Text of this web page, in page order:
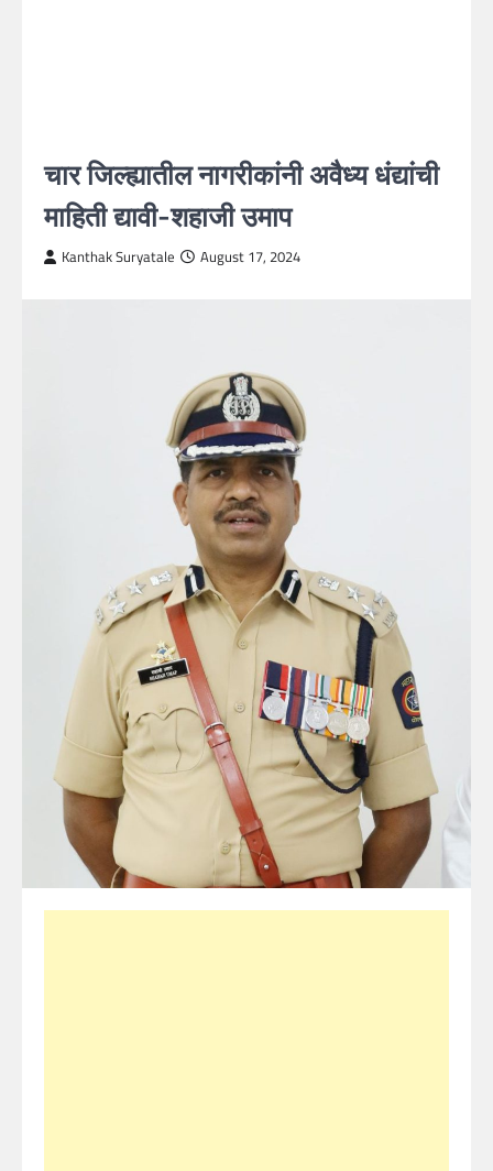
चार जिल्ह्यातील नागरीकांनी अवैध्य धंद्यांची
माहिती द्यावी-शहाजी उमाप
Kanthak Suryatale August 17, 2024